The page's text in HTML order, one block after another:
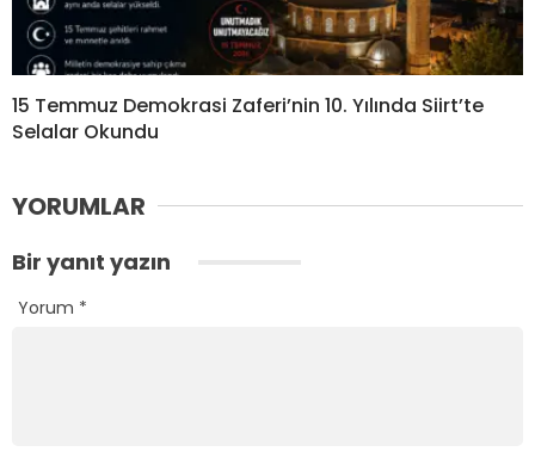
15 Temmuz Demokrasi Zaferi’nin 10. Yılında Siirt’te
Selalar Okundu
YORUMLAR
Bir yanıt yazın
Yorum *